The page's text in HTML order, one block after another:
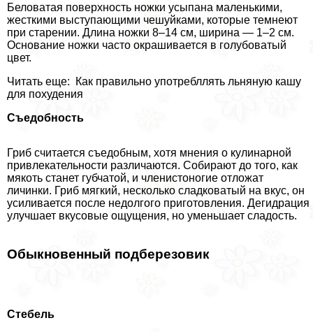
Беловатая поверхность ножки усыпана маленькими,
жесткими выступающими чешуйками, которые темнеют
при старении. Длина ножки 8–14 см, ширина — 1–2 см.
Основание ножки часто окрашивается в гoлyбоватый
цвет.
Читать еще: Как правильно употрeбллять льняную кашу
для похудения
Съедобность
Гриб считается съедобным, хотя мнения о кулинарной
привлекательности различаются. Собирают до того, как
мякоть станет губчатой, и члeнистоногие отложат
личинки. Гриб мягкий, несколько сладковатый на вкус, он
усиливается после недолгого приготовления. Дегидрация
улучшает вкусовые ощущения, но уменьшает сладость.
Обыкновенный подберезовик
Стебель